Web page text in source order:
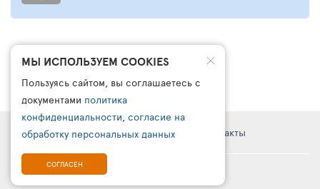
Правовая информация Поддержка Контакты
© TOURSALES 2026
МЫ ИСПОЛЬЗУЕМ COOKIES
Пользуясь сайтом, вы соглашаетесь с
документами политика
конфиденциальности, согласие на
обработку персональных данных
СОГЛАСЕН